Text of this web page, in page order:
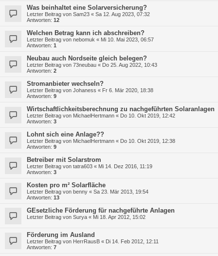
Was beinhaltet eine Solarversicherung?
Letzter Beitrag von Sam23 « Sa 12. Aug 2023, 07:32
Antworten: 12
Welchen Betrag kann ich abschreiben?
Letzter Beitrag von nebomuk « Mi 10. Mai 2023, 06:57
Antworten: 1
Neubau auch Nordseite gleich belegen?
Letzter Beitrag von 73neubau « Do 25. Aug 2022, 10:43
Antworten: 2
Stromanbieter wechseln?
Letzter Beitrag von Johaness « Fr 6. Mär 2020, 18:38
Antworten: 9
Wirtschaftlichkeitsberechnung zu nachgeführten Solaranlagen
Letzter Beitrag von MichaelHertmann « Do 10. Okt 2019, 12:42
Antworten: 3
Lohnt sich eine Anlage??
Letzter Beitrag von MichaelHertmann « Do 10. Okt 2019, 12:38
Antworten: 9
Betreiber mit Solarstrom
Letzter Beitrag von tatra603 « Mi 14. Dez 2016, 11:19
Antworten: 3
Kosten pro m² Solarfläche
Letzter Beitrag von benny « Sa 23. Mär 2013, 19:54
Antworten: 13
GEsetzliche Förderung für nachgeführte Anlagen
Letzter Beitrag von Surya « Mi 18. Apr 2012, 15:02
Förderung im Ausland
Letzter Beitrag von HerrRausB « Di 14. Feb 2012, 12:11
Antworten: 7